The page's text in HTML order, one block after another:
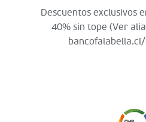
Descuentos exclusivos
40% sin tope (Ver